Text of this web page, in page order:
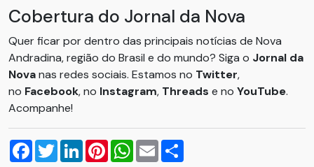
Cobertura do Jornal da Nova
Quer ficar por dentro das principais notícias de Nova
Andradina, região do Brasil e do mundo? Siga o Jornal da
Novanas redes sociais. Estamos no Twitter,
no Facebook, no Instagram, Threads e no YouTube.
Acompanhe!
Facebook
TwitterLinkedInPinterestWhatsApp
Email